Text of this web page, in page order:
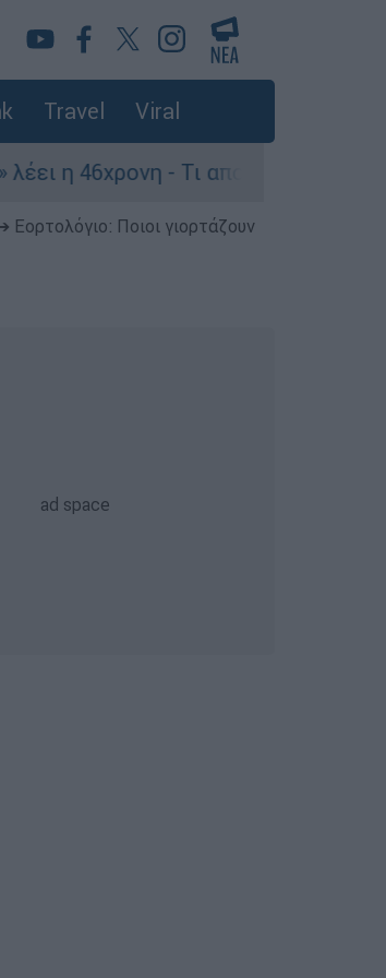
Travel Viral
- Τι αποκάλυψε στους
Εορτολόγιο: Ποιοι γιορτάζουν